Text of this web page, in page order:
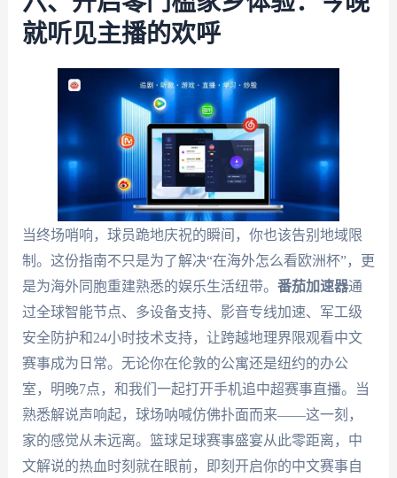
就听见主播的欢呼
当终场哨响，球员跪地庆祝的瞬间，你也该告别地域限
制。这份指南不只是为了解决“在海外怎么看欧洲杯”，更
是为海外同胞重建熟悉的娱乐生活纽带。 番茄加速器通
过全球智能节点、多设备支持、影音专线加速、军工级
安全防护和24小时技术支持，让跨越地理界限观看中文
赛事成为日常。无论你在伦敦的公寓还是纽约的办公
室，明晚7点，和我们一起打开手机追中超赛事直播。当
熟悉解说声响起，球场呐喊仿佛扑面而来——这一刻，
家的感觉从未远离。篮球足球赛事盛宴从此零距离，中
文解说的热血时刻就在眼前，即刻开启你的中文赛事自